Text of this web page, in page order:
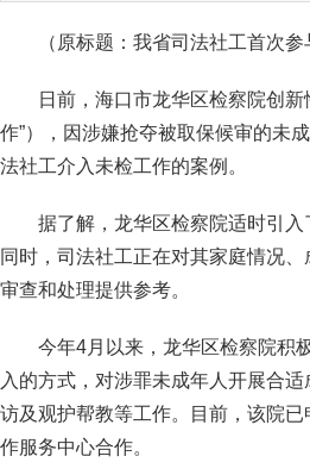
（原标题：我省司法社工首次参
日前，海口市龙华区检察院创
作”），因涉嫌抢夺被取保候审的未
法社工介入未检工作的案例。
据了解，龙华区检察院适时引
同时，司法社工正在对其家庭情况
审查和处理提供参考。
今年4月以来，龙华区检察院积
入的方式，对涉罪未成年人开展合
访及观护帮教等工作。目前，该院
作服务中心合作。